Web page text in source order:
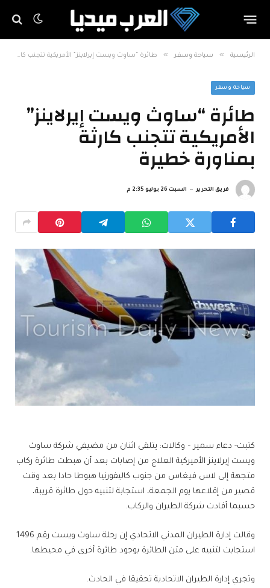
الرئيسية » سياحة وسفر » طائرة “ساوث ويست إيرلاينز” الأمريكية تتجنب كارثة بمناورة خطيرة
سياحة وسفر
طائرة “ساوث ويست إيرلاينز”
الأمريكية تتجنب كارثة
بمناورة خطيرة
فريق التحرير السبت 26 يوليو 2:35 م
كتبت- دعاء سمير – وكالات: يتلقى اثنان من مضيفي شركة ساوث
ويست إيرلاينز الأميركية العلاج من إصابات بعد أن هبطت طائرة ركاب
متجهة إلى لاس فيغاس من جنوب كاليفورنيا هبوطا حادا بعد وقت
قصير من إقلاعها يوم الجمعة، استجابة لتنبيه حول طائرة قريبة،
حسبما أفادت شركة الطيران والركاب.
وقالت إدارة الطيران المدني الاتحادي إن رحلة ساوث ويست رقم 1496
استجابت لتنبيه على متن الطائرة بوجود طائرة أخرى في محيطها.
وتجري إدارة الطيران الاتحادية تحقيقا في الحادث.